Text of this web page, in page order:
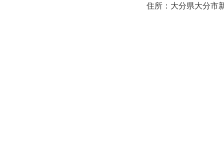
住所：大分県大分市